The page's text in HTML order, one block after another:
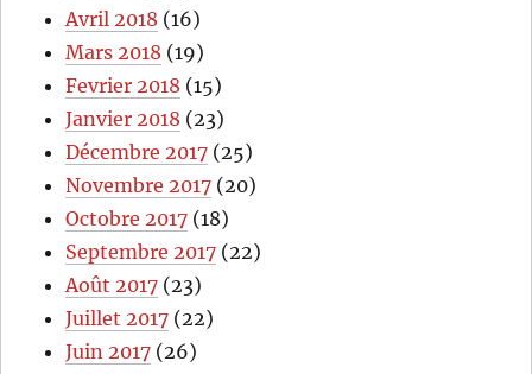
Avril 2018 (16)
Mars 2018 (19)
Fevrier 2018 (15)
Janvier 2018 (23)
Décembre 2017 (25)
Novembre 2017 (20)
Octobre 2017 (18)
Septembre 2017 (22)
Août 2017 (23)
Juillet 2017 (22)
Juin 2017 (26)